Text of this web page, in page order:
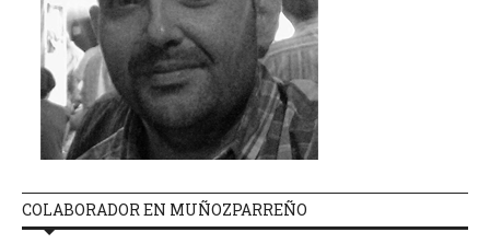
COLABORADOR EN MUÑOZPARREÑO